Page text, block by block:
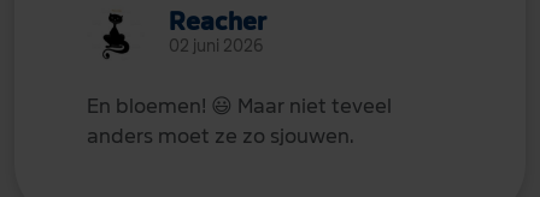
Reacher
02 juni 2026
En bloemen! 😃 Maar niet teveel
anders moet ze zo sjouwen.